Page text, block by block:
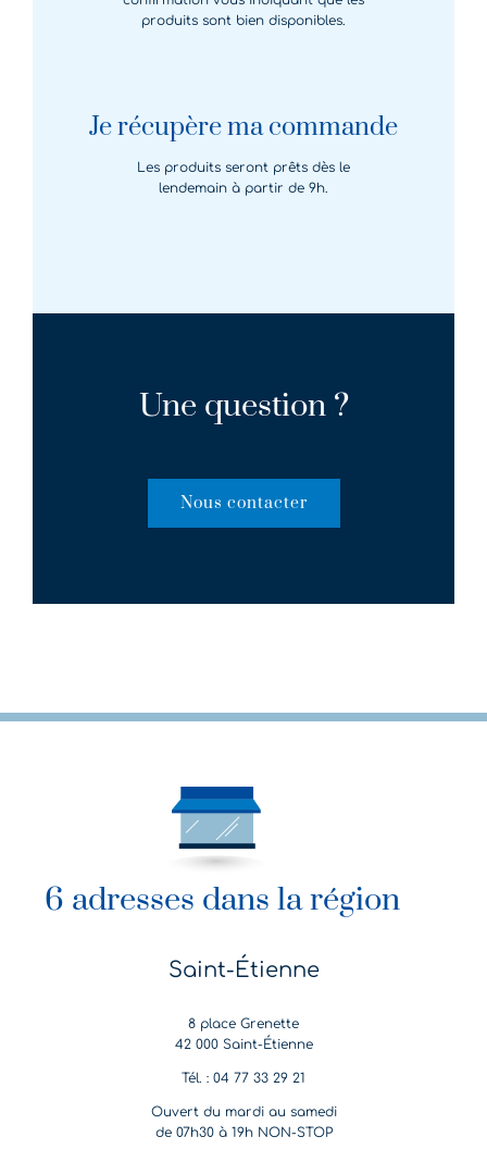
produits sont bien disponibles.
Je récupère ma commande
Les produits seront prêts dès le
lendemain à partir de 9h.
Une question ?
Nous contacter
6 adresses dans la région
Saint-Étienne
8 place Grenette
42 000 Saint-Étienne
Tél. : 04 77 33 29 21
Ouvert du mardi au samedi
de 07h30 à 19h NON-STOP